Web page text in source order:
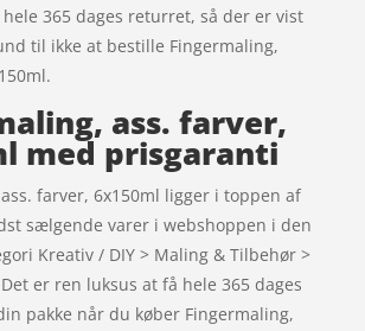
365 dages returret, så der er vist
til ikke at bestille Fingermaling,
ass. farver,
med prisgaranti
farver, 6x150ml ligger i toppen af
sælgende varer i webshoppen i den
Kreativ / DIY > Maling & Tilbehør >
er ren luksus at få hele 365 dages
pakke når du køber Fingermaling,